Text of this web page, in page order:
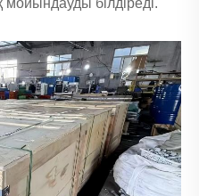
мойындауды білдіреді.